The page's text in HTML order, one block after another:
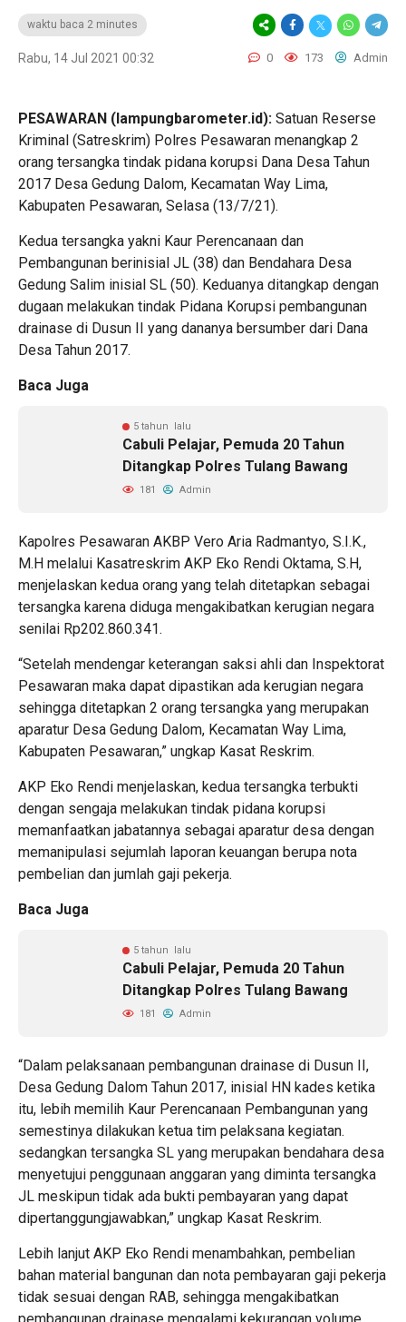
waktu baca 2 minutes
Rabu, 14 Jul 2021 00:32 0 173 Admin
PESAWARAN (lampungbarometer.id): Satuan Reserse
Kriminal (Satreskrim) Polres Pesawaran menangkap 2
orang tersangka tindak pidana korupsi Dana Desa Tahun
2017 Desa Gedung Dalom, Kecamatan Way Lima,
Kabupaten Pesawaran, Selasa (13/7/21).
Kedua tersangka yakni Kaur Perencanaan dan
Pembangunan berinisial JL (38) dan Bendahara Desa
Gedung Salim inisial SL (50). Keduanya ditangkap dengan
dugaan melakukan tindak Pidana Korupsi pembangunan
drainase di Dusun II yang dananya bersumber dari Dana
Desa Tahun 2017.
Baca Juga
5 tahun lalu
Cabuli Pelajar, Pemuda 20 Tahun
Ditangkap Polres Tulang Bawang
181 Admin
Kapolres Pesawaran AKBP Vero Aria Radmantyo, S.I.K.,
M.H melalui Kasatreskrim AKP Eko Rendi Oktama, S.H,
menjelaskan kedua orang yang telah ditetapkan sebagai
tersangka karena diduga mengakibatkan kerugian negara
senilai Rp202.860.341.
“Setelah mendengar keterangan saksi ahli dan Inspektorat
Pesawaran maka dapat dipastikan ada kerugian negara
sehingga ditetapkan 2 orang tersangka yang merupakan
aparatur Desa Gedung Dalom, Kecamatan Way Lima,
Kabupaten Pesawaran,” ungkap Kasat Reskrim.
AKP Eko Rendi menjelaskan, kedua tersangka terbukti
dengan sengaja melakukan tindak pidana korupsi
memanfaatkan jabatannya sebagai aparatur desa dengan
memanipulasi sejumlah laporan keuangan berupa nota
pembelian dan jumlah gaji pekerja.
Baca Juga
5 tahun lalu
Cabuli Pelajar, Pemuda 20 Tahun
Ditangkap Polres Tulang Bawang
181 Admin
“Dalam pelaksanaan pembangunan drainase di Dusun II,
Desa Gedung Dalom Tahun 2017, inisial HN kades ketika
itu, lebih memilih Kaur Perencanaan Pembangunan yang
semestinya dilakukan ketua tim pelaksana kegiatan.
sedangkan tersangka SL yang merupakan bendahara desa
menyetujui penggunaan anggaran yang diminta tersangka
JL meskipun tidak ada bukti pembayaran yang dapat
dipertanggungjawabkan,” ungkap Kasat Reskrim.
Lebih lanjut AKP Eko Rendi menambahkan, pembelian
bahan material bangunan dan nota pembayaran gaji pekerja
tidak sesuai dengan RAB, sehingga mengakibatkan